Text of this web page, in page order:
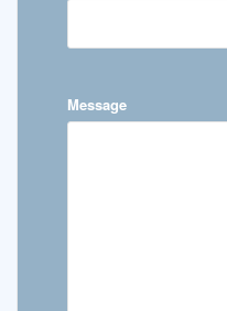
Message